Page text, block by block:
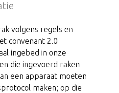
volgens regels en
convenant 2.0
ingebed in onze
die ingevoerd raken
een apparaat moeten
maken; op die